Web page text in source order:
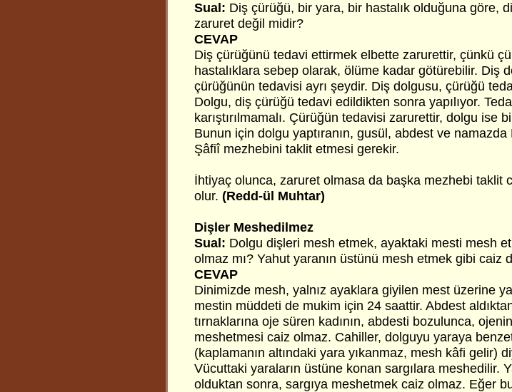
Sual: Diş çürüğü, bir yara, bir hastalık olduğuna göre,
zaruret değil midir?
CEVAP
Diş çürüğünü tedavi ettirmek elbette zarurettir, çünkü
hastalıklara sebep olarak, ölüme kadar götürebilir. Diş
çürüğünün tedavisi ayrı şeydir. Diş dolgusu, çürüğü
Dolgu, diş çürüğü tedavi edildikten sonra yapılıyor.
karıştırılmamalı. Çürüğün tedavisi zarurettir, dolgu ise
Bunun için dolgu yaptıranın, gusül, abdest ve
Şâfiî mezhebini taklit etmesi gerekir.
İhtiyaç olunca, zaruret olmasa da başka mezhebi taklit
olur. (Redd-ül Muhtar)
Dişler Meshedilmez
Sual: Dolgu dişleri mesh etmek, ayaktaki mesti mesh
olmaz mı? Yahut yaranın üstünü mesh etmek gibi caiz
CEVAP
Dinimizde mesh, yalnız ayaklara giyilen mest üzerine
mestin müddeti de mukim için 24 saattir. Abdest
tırnaklarına oje süren kadının, abdesti bozulunca,
meshetmesi caiz olmaz. Cahiller, dolguyu yaraya
(kaplamanın altındaki yara yıkanmaz, mesh kâfi gelir)
Vücuttaki yaraların üstüne konan sargılara meshedilir.
olduktan sonra, sargıya meshetmek caiz olmaz. Eğer bu